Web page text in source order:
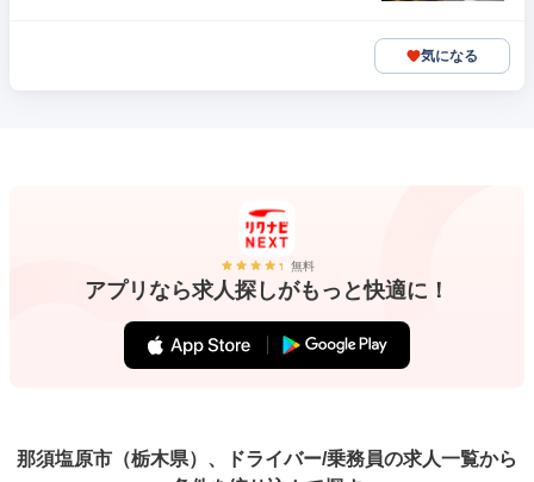
気になる
無料
アプリなら求人探しがもっと快適に！
那須塩原市（栃木県）、ドライバー/乗務員の求人一覧から